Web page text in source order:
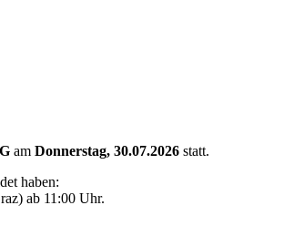
am Donnerstag, 30.07.2026 statt.
haben:
ab 11:00 Uhr.